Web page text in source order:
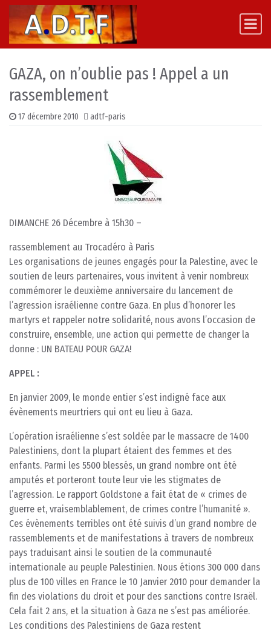
Skip to content
Main Navigation
GAZA, on n’oublie pas ! Appel a un
rassemblement
17 décembre 2010 adtf-paris
DIMANCHE 26 Décembre à 15h30 –
rassemblement au Trocadéro à Paris
Les organisations de jeunes engagés pour la Palestine, avec le
soutien de leurs partenaires, vous invitent à venir nombreux
commémorer le deuxième anniversaire du lancement de
l’agression israélienne contre Gaza. En plus d’honorer les
martyrs et rappeler notre solidarité, nous avons l’occasion de
construire, ensemble, une action qui permette de changer la
donne : UN BATEAU POUR GAZA!
APPEL :
En janvier 2009, le monde entier s’est indigné face aux
évènements meurtriers qui ont eu lieu à Gaza.
L’opération israélienne s’est soldée par le massacre de 1400
Palestiniens, dont la plupart étaient des femmes et des
enfants. Parmi les 5500 blessés, un grand nombre ont été
amputés et porteront toute leur vie les stigmates de
l’agression. Le rapport Goldstone a fait état de « crimes de
guerre et, vraisemblablement, de crimes contre l’humanité ».
Ces évènements terribles ont été suivis d’un grand nombre de
rassemblements et de manifestations à travers de nombreux
pays traduisant ainsi le soutien de la communauté
internationale au peuple Palestinien. Nous étions 300 000 dans
plus de 100 villes en France le 10 Janvier 2010 pour demander la
fin des violations du droit et pour des sanctions contre Israël.
Cela fait 2 ans, et la situation à Gaza ne s’est pas améliorée.
Les conditions des Palestiniens de Gaza restent